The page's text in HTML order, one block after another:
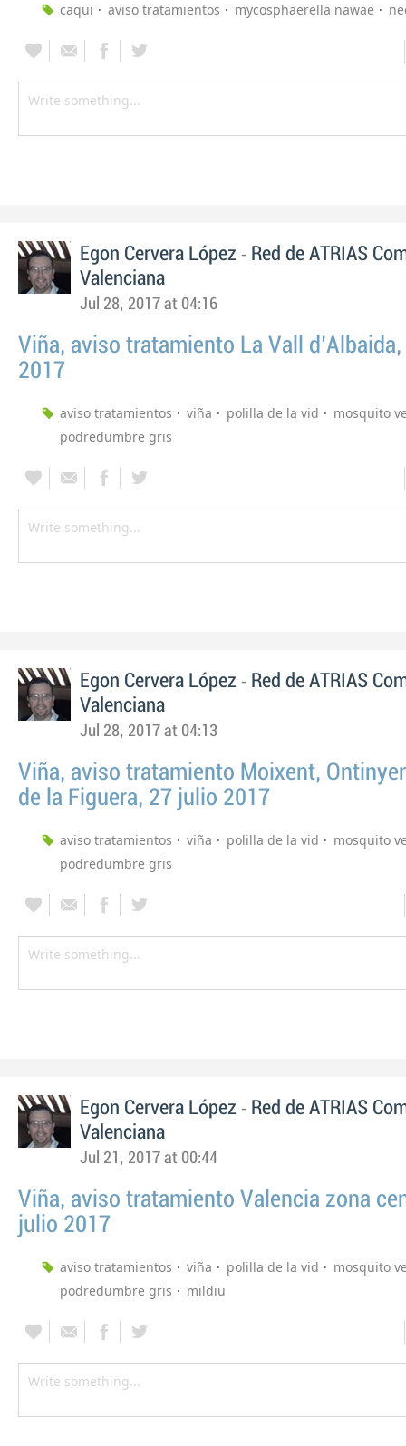
caqui aviso tratamientos mycosphaerella nawae
Egon Cervera López - Red de ATRIAS
Valenciana
Jul 28, 2017 at 04:16
Viña, aviso tratamiento La Vall
2017
aviso tratamientos viña polilla de la vid
mosquito
podredumbre gris
Egon Cervera López - Red de ATRIAS
Valenciana
Jul 28, 2017 at 04:13
Viña, aviso tratamiento Moixent,
de la Figuera, 27 julio 2017
aviso tratamientos viña polilla de la vid
mosquito
podredumbre gris
Egon Cervera López - Red de ATRIAS
Valenciana
Jul 21, 2017 at 00:44
Viña, aviso tratamiento Valencia zona
julio 2017
aviso tratamientos viña polilla de la vid
mosquito
podredumbre gris
mildiu